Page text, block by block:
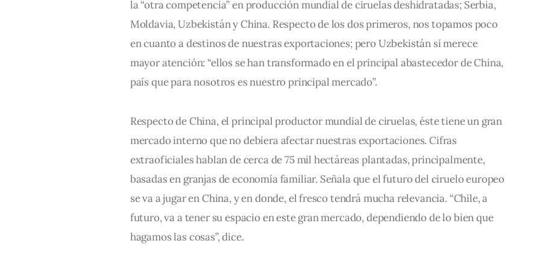
la “otra competencia” en producción mundial de ciruelas deshidratadas; Serbia,
Moldavia, Uzbekistán y China. Respecto de los dos primeros, nos topamos poco
en cuanto a destinos de nuestras exportaciones; pero Uzbekistán sí merece
mayor atención: “ellos se han transformado en el principal abastecedor de China,
país que para nosotros es nuestro principal mercado”.
Respecto de China, el principal productor mundial de ciruelas, éste tiene un gran
mercado interno que no debiera afectar nuestras exportaciones. Cifras
extraoficiales hablan de cerca de 75 mil hectáreas plantadas, principalmente,
basadas en granjas de economía familiar. Señala que el futuro del ciruelo europeo
se va a jugar en China, y en donde, el fresco tendrá mucha relevancia. “Chile, a
futuro, va a tener su espacio en este gran mercado, dependiendo de lo bien que
hagamos las cosas”, dice.